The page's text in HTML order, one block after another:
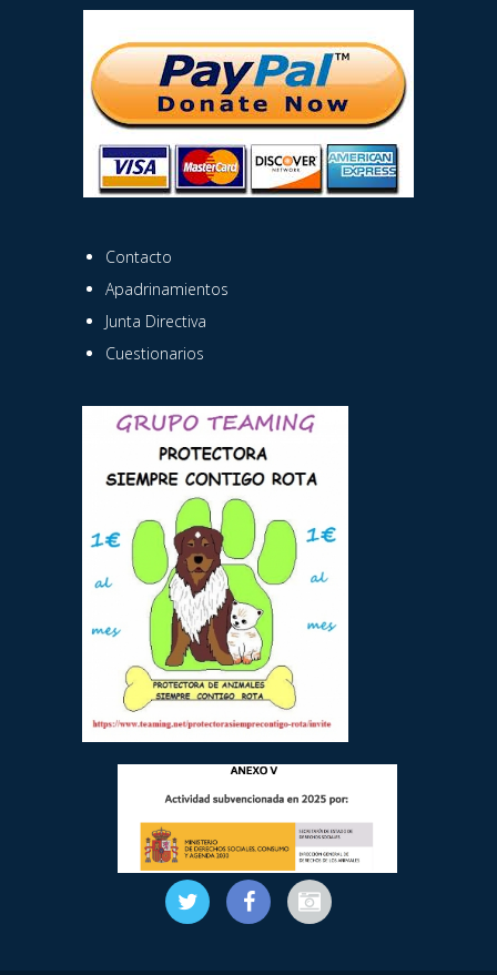
Contacto
Apadrinamientos
Junta Directiva
Cuestionarios